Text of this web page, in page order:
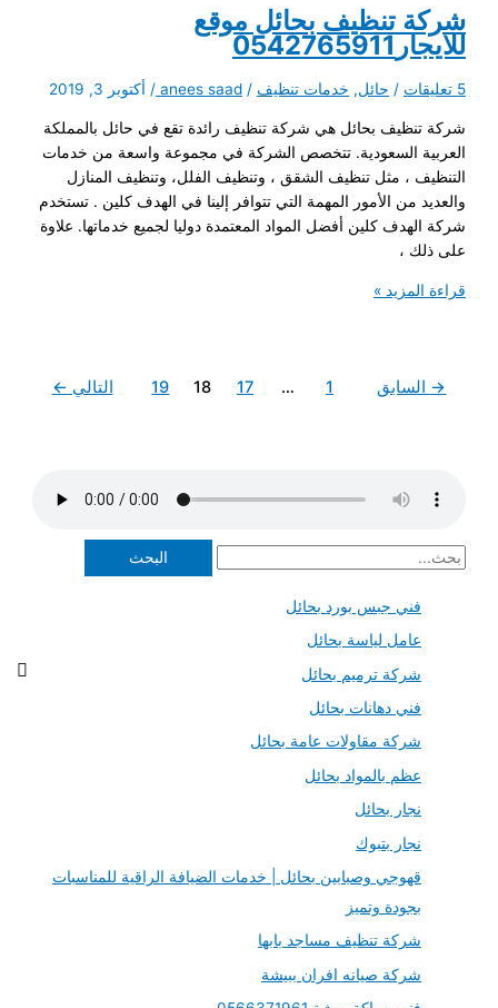
علي
شركة تنظيف بحائل موقع
للايجار0542765911
5 تعليقات / حائل, خدمات تنظيف /
anees saad
/ أكتوبر 3, 2019
شركة تنظيف بحائل هي شركة تنظيف رائدة تقع في حائل بالمملكة
العربية السعودية. تتخصص الشركة في مجموعة واسعة من خدمات
التنظيف ، مثل تنظيف الشقق ، وتنظيف الفلل، وتنظيف المنازل
والعديد من الأمور المهمة التي تتوافر إلينا في الهدف كلين . تستخدم
شركة الهدف كلين أفضل المواد المعتمدة دوليا لجميع خدماتها. علاوة
على ذلك ،
شركة
للايجار0542765911
قراءة المزيد »
→ السابق 1
…
17
18
19 التالي ←
فني جبس بورد بحائل
عامل لياسة بحائل
شركة ترميم بحائل
فني دهانات بحائل
شركة مقاولات عامة بحائل
عظم بالمواد بحائل
نجار بحائل
نجار بتبوك
قهوجي وصبابين بحائل | خدمات الضيافة الراقية للمناسبات
بجودة وتميز
شركة تنظيف مساجد بابها
شركة صيانه افران ببيشة